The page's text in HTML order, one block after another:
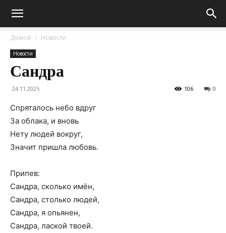
Домой Новости
Новости
Сандра
24.11.2025 0
106
Спряталось небо вдруг
За облака, и вновь
Нету людей вокруг,
Значит пришла любовь.
Припев:
Сандра, сколько имён,
Сандра, столько людей,
Сандра, я опьянен,
Сандра, лаской твоей.